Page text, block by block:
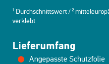
¹ Durchschnittswert / ²
verklebt
Lieferumfang
Angepasste Schutzfolie